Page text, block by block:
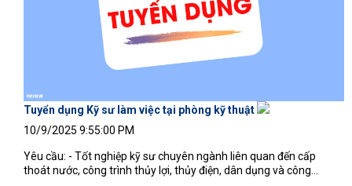
Tuyển dụng Kỹ sư làm việc tại phòng kỹ thuật
10/9/2025 9:55:00 PM
Yêu cầu: - Tốt nghiệp kỹ sư chuyên ngành liên quan đến cấp
thoát nước, công trình thủy lợi, thủy điện, dân dụng và công...